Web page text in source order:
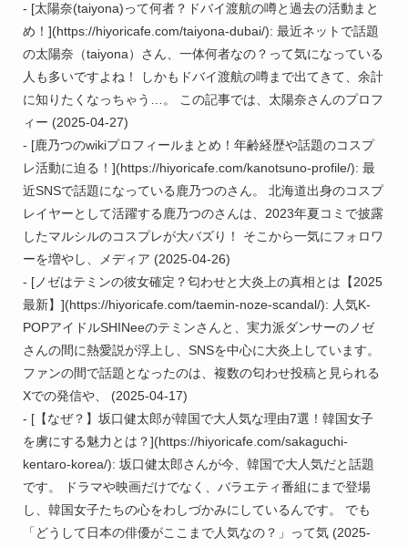
- [太陽奈(taiyona)って何者？ドバイ渡航の噂と過去の活動まと
め！](https://hiyoricafe.com/taiyona-dubai/): 最近ネットで話題
の太陽奈（taiyona）さん、一体何者なの？って気になっている
人も多いですよね！ しかもドバイ渡航の噂まで出てきて、余計
に知りたくなっちゃう…。 この記事では、太陽奈さんのプロフ
ィー (2025-04-27)
- [鹿乃つのwikiプロフィールまとめ！年齢経歴や話題のコスプ
レ活動に迫る！](https://hiyoricafe.com/kanotsuno-profile/): 最
近SNSで話題になっている鹿乃つのさん。 北海道出身のコスプ
レイヤーとして活躍する鹿乃つのさんは、2023年夏コミで披露
したマルシルのコスプレが大バズり！ そこから一気にフォロワ
ーを増やし、メディア (2025-04-26)
- [ノゼはテミンの彼女確定？匂わせと大炎上の真相とは【2025
最新】](https://hiyoricafe.com/taemin-noze-scandal/): 人気K-
POPアイドルSHINeeのテミンさんと、実力派ダンサーのノゼ
さんの間に熱愛説が浮上し、SNSを中心に大炎上しています。
ファンの間で話題となったのは、複数の匂わせ投稿と見られる
Xでの発信や、 (2025-04-17)
- [【なぜ？】坂口健太郎が韓国で大人気な理由7選！韓国女子
を虜にする魅力とは？](https://hiyoricafe.com/sakaguchi-
kentaro-korea/): 坂口健太郎さんが今、韓国で大人気だと話題
です。 ドラマや映画だけでなく、バラエティ番組にまで登場
し、韓国女子たちの心をわしづかみにしているんです。 でも
「どうして日本の俳優がここまで人気なの？」って気 (2025-